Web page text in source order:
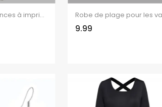
Robe de vacances à imprimé ombré de feuilles de cocotier, robe cache-cœur à ceinture.
9.99